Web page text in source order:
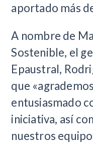
aportado más
A nombre de
Sostenible, el
Epaustral,
que
entusiasmado
iniciativa, así
nuestros